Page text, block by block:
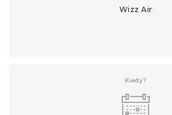
Wizz Air
Kiedy?